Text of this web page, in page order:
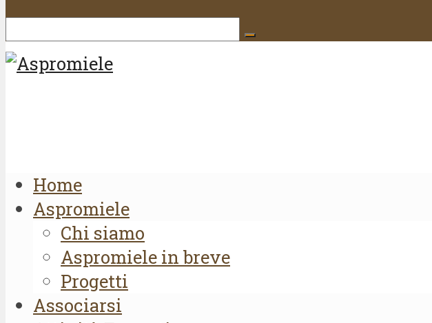
Home
Aspromiele
Chi siamo
Aspromiele in breve
Progetti
Associarsi